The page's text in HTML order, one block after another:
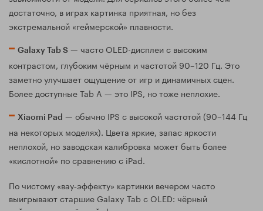
достаточно, в играх картинка приятная, но без
экстремальной «геймерской» плавности.
Galaxy Tab S — часто OLED-дисплеи с высоким
контрастом, глубоким чёрным и частотой 90–120 Гц. Это
заметно улучшает ощущение от игр и динамичных сцен.
Более доступные Tab A — это IPS, но тоже неплохие.
Xiaomi Pad — обычно IPS с высокой частотой (90–144 Гц
на некоторых моделях). Цвета яркие, запас яркости
неплохой, но заводская калибровка может быть более
«кислотной» по сравнению с iPad.
По чистому «вау‑эффекту» картинки вечером часто
выигрывают старшие Galaxy Tab с OLED: чёрный